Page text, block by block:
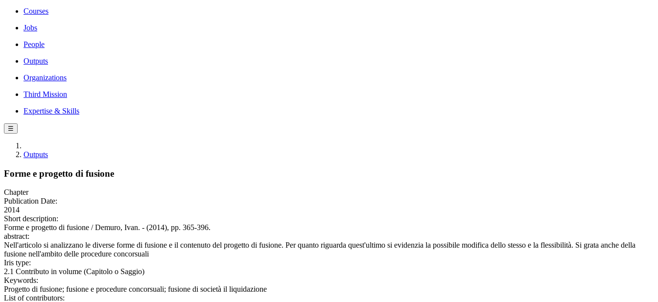
Courses
Jobs
People
Outputs
Organizations
Third Mission
Expertise & Skills
☰
Outputs
Forme e progetto di fusione
Chapter
Publication Date:
2014
Short description:
Forme e progetto di fusione / Demuro, Ivan. - (2014), pp. 365-396.
abstract:
Nell'articolo si analizzano le diverse forme di fusione e il contenuto del progetto di fusione. Per quanto riguarda quest'ultimo si evidenzia la possibile modifica dello stesso e la flessibilità. Si grata anche della
fusione nell'ambito delle procedure concorsuali
Iris type:
2.1 Contributo in volume (Capitolo o Saggio)
Keywords:
Progetto di fusione; fusione e procedure concorsuali; fusione di società il liquidazione
List of contributors: